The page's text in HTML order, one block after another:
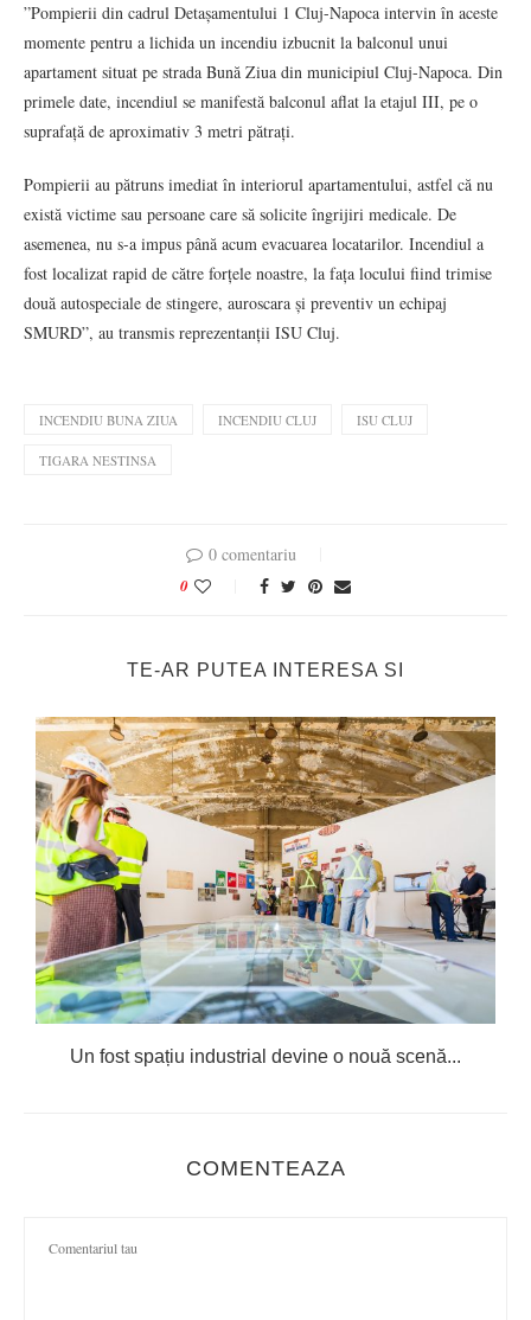
”Pompierii din cadrul Detașamentului 1 Cluj-Napoca intervin în aceste
momente pentru a lichida un incendiu izbucnit la balconul unui
apartament situat pe strada Bună Ziua din municipiul Cluj-Napoca. Din
primele date, incendiul se manifestă balconul aflat la etajul III, pe o
suprafață de aproximativ 3 metri pătrați.
Pompierii au pătruns imediat în interiorul apartamentului, astfel că nu
există victime sau persoane care să solicite îngrijiri medicale. De
asemenea, nu s-a impus până acum evacuarea locatarilor. Incendiul a
fost localizat rapid de către forțele noastre, la fața locului fiind trimise
două autospeciale de stingere, auroscara și preventiv un echipaj
SMURD”, au transmis reprezentanții ISU Cluj.
INCENDIU BUNA ZIUA INCENDIU CLUJ ISU CLUJ
TIGARA NESTINSA
0 comentariu
0
TE-AR PUTEA INTERESA SI
Un fost spațiu industrial devine o nouă scenă...
COMENTEAZA